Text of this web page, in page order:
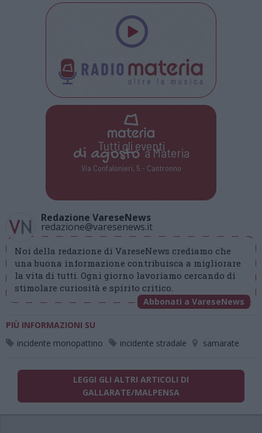
Tutti gli eventi
di agostoa Materia
Via Confalonieri, 5 - Castronno
Redazione VareseNews
redazione@varesenews.it
Noi della redazione di VareseNews crediamo che
una buona informazione contribuisca a migliorare
la vita di tutti. Ogni giorno lavoriamo cercando di
stimolare curiosità e spirito critico.
Abbonati a VareseNews
PIÙ INFORMAZIONI SU
incidente monopattino
incidente stradale samarate
LEGGI GLI ALTRI ARTICOLI DI
GALLARATE/MALPENSA